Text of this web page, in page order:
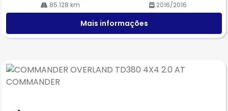
85.128 km 2016/2016
Mais informações